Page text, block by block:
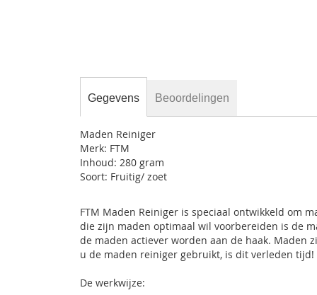
Gegevens
Maden Reiniger
Merk: FTM
Inhoud: 280 gram
Soort: Fruitig/ zoet
FTM Maden Reiniger is speciaal ontwikkeld om
die zijn maden optimaal wil voorbereiden is de
de maden actiever worden aan de haak. Maden
u de maden reiniger gebruikt, is dit verleden tijd!
De werkwijze:
Beoordelingen